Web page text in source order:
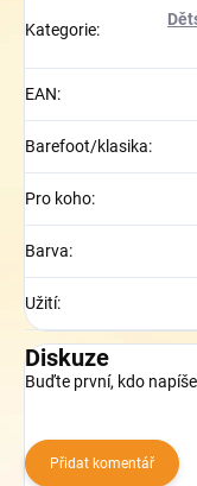
Kategorie:
EAN:
Barefoot/klasika:
Pro koho:
Barva:
Užití:
Diskuze
Buďte první, kdo
Přidat komentář